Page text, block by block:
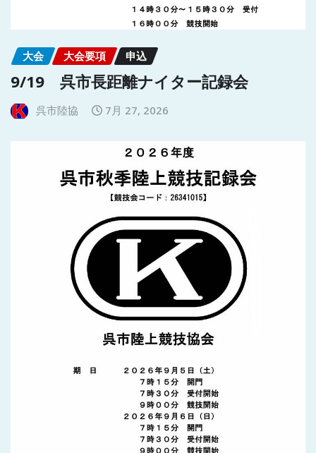
大会 大会要項 申込
9/19 呉市長距離ナイター記録会
呉市陸協 7月 27, 2026